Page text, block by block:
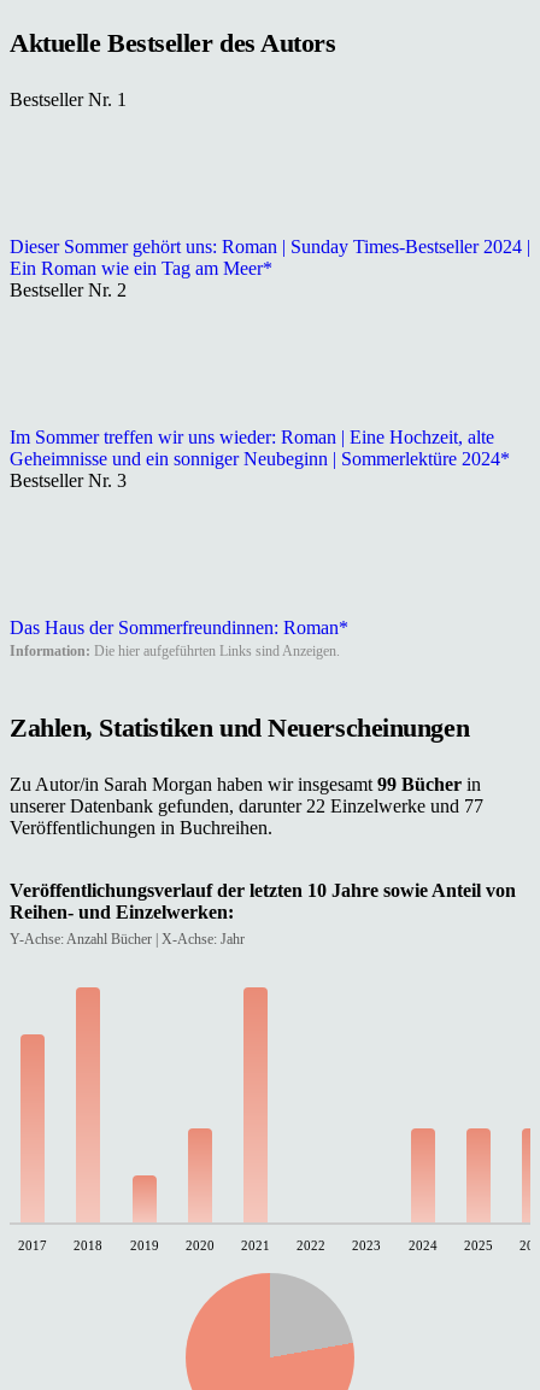
Aktuelle Bestseller des Autors
Bestseller Nr. 1
Dieser Sommer gehört uns: Roman | Sunday Times-Bestseller 2024 |
Ein Roman wie ein Tag am Meer*
Bestseller Nr. 2
Im Sommer treffen wir uns wieder: Roman | Eine Hochzeit, alte
Geheimnisse und ein sonniger Neubeginn | Sommerlektüre 2024*
Bestseller Nr. 3
Das Haus der Sommerfreundinnen: Roman*
Information: Die hier aufgeführten Links sind Anzeigen.
Zahlen, Statistiken und Neuerscheinungen
Zu Autor/in Sarah Morgan haben wir insgesamt 99 Bücher in
unserer Datenbank gefunden, darunter 22 Einzelwerke und 77
Veröffentlichungen in Buchreihen.
Veröffentlichungsverlauf der letzten 10 Jahre sowie Anteil von
Reihen- und Einzelwerken:
Y-Achse: Anzahl Bücher | X-Achse: Jahr
2017 2018 2019 2020 2021 2022 2023 2024 2025